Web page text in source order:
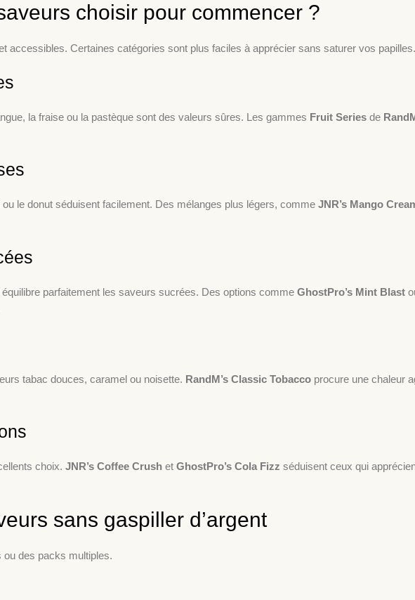
choisir pour commencer ?
accessibles. Certaines catégories sont plus faciles à apprécier sans saturer vos papilles.
la fraise ou la pastèque sont des valeurs sûres. Les gammes Fruit Series de
le donut séduisent facilement. Des mélanges plus légers, comme JNR’s Mango
parfaitement les saveurs sucrées. Des options comme GhostPro’s Mint Blast
tabac douces, caramel ou noisette. RandM’s Classic Tobacco procure une chaleur
choix. JNR’s Coffee Crush et GhostPro’s Cola Fizz séduisent ceux qui
sans gaspiller d’argent
ou des packs multiples.